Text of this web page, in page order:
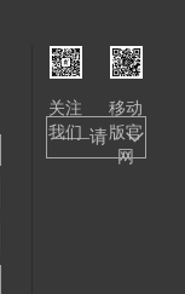
关注
我们
移动
版官
网
——请